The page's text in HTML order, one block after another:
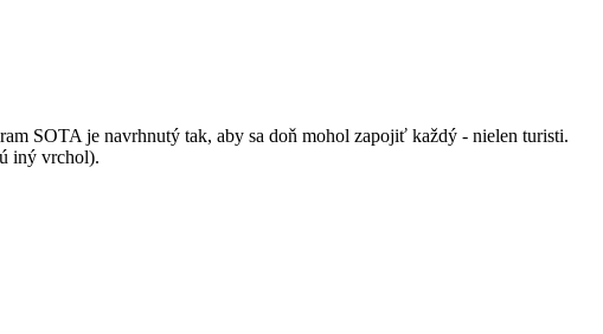
SOTA je navrhnutý tak, aby sa doň mohol zapojiť každý - nielen turisti.
iný vrchol).